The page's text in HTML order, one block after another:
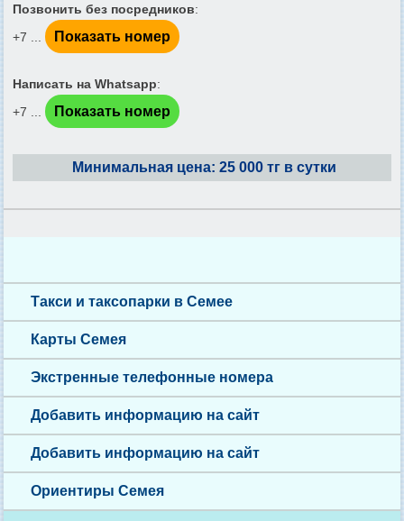
Позвонить без посредников:
+7 ...
Показать номер
Написать на Whatsapp:
+7 ...
Показать номер
Минимальная цена: 25 000 тг в сутки
Такси и таксопарки в Семее
Карты Семея
Экстренные телефонные номера
Добавить информацию на сайт
Добавить информацию на сайт
Ориентиры Семея